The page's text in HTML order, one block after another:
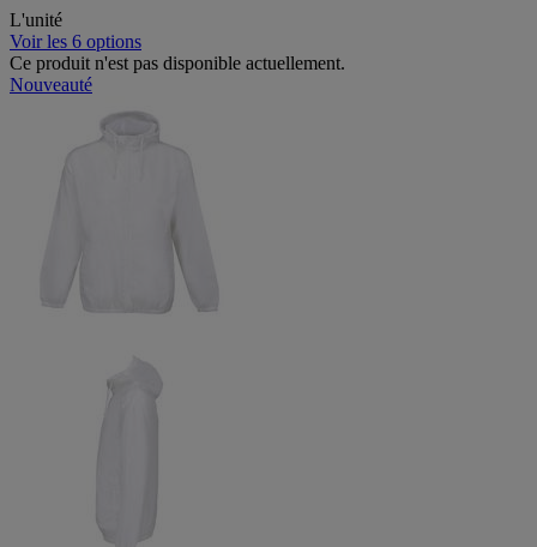
L'unité
Voir les 6 options
Ce produit n'est pas disponible actuellement.
Nouveauté